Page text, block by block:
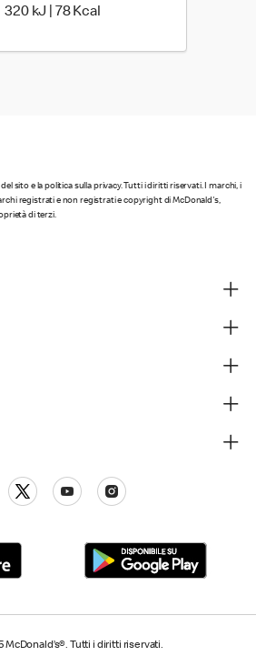
320 kJ | 78 Kcal
sito e la politica sulla privacy. Tutti i diritti riservati. I marchi, i
registrati e non registrati e copyright di McDonald's,
di terzi.
McDonald’s®. Tutti i diritti riservati.